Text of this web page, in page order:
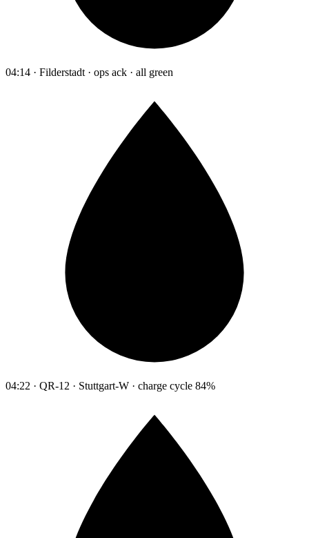
04:14 · Filderstadt · ops ack · all green
04:22 · QR-12 · Stuttgart-W · charge cycle 84%